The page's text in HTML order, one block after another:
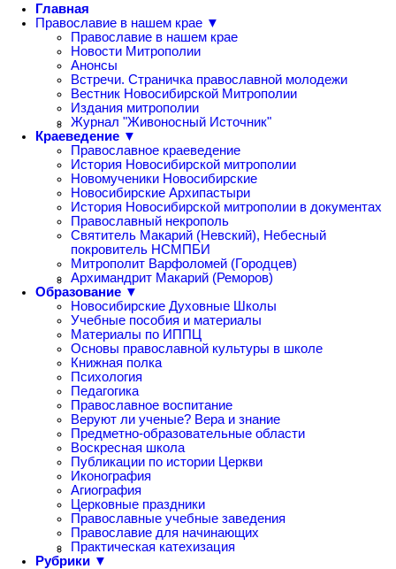
Главная
Православие в нашем крае ▼
Православие в нашем крае
Новости Митрополии
Анонсы
Встречи. Страничка православной молодежи
Вестник Новосибирской Митрополии
Издания митрополии
Журнал "Живоносный Источник"
Краеведение ▼
Православное краеведение
История Новосибирской митрополии
Новомученики Новосибирские
Новосибирские Архипастыри
История Новосибирской митрополии в документах
Православный некрополь
Святитель Макарий (Невский), Небесный
покровитель НСМПБИ
Митрополит Варфоломей (Городцев)
Архимандрит Макарий (Реморов)
Образование ▼
Новосибирские Духовные Школы
Учебные пособия и материалы
Материалы по ИППЦ
Основы православной культуры в школе
Книжная полка
Психология
Педагогика
Православное воспитание
Веруют ли ученые? Вера и знание
Предметно-образовательные области
Воскресная школа
Публикации по истории Церкви
Иконография
Агиография
Церковные праздники
Православные учебные заведения
Православие для начинающих
Практическая катехизация
Рубрики ▼